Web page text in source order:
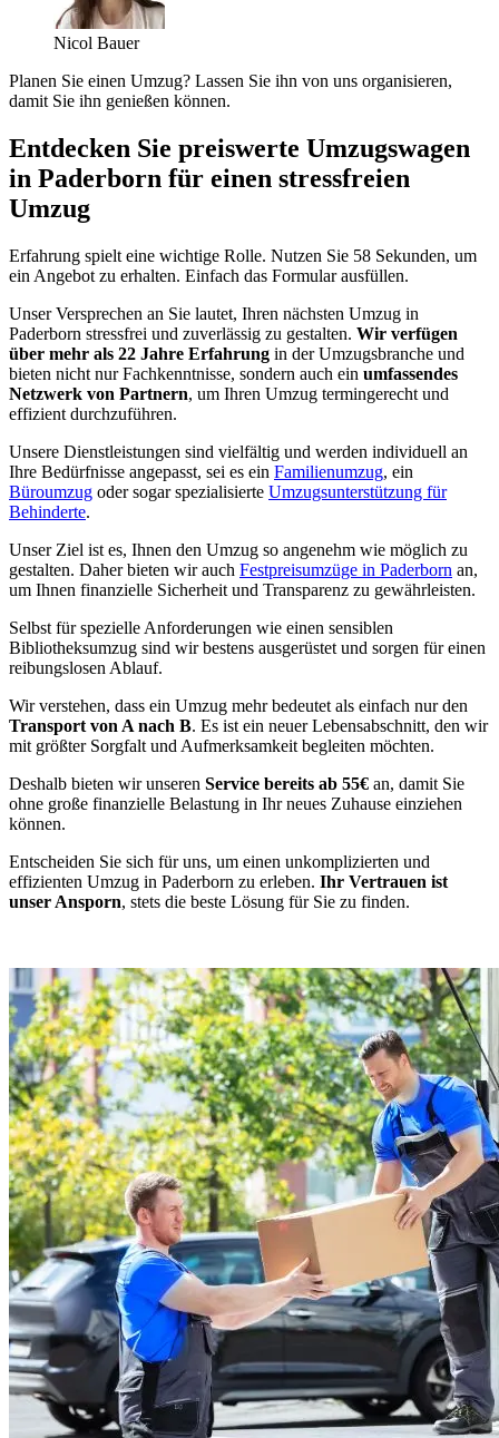
Nicol Bauer
Planen Sie einen Umzug? Lassen Sie ihn von uns organisieren,
damit Sie ihn genießen können.
Entdecken Sie preiswerte Umzugswagen
in Paderborn für einen stressfreien
Umzug
Erfahrung spielt eine wichtige Rolle. Nutzen Sie 58 Sekunden, um
ein Angebot zu erhalten. Einfach das Formular ausfüllen.
Unser Versprechen an Sie lautet, Ihren nächsten Umzug in
Paderborn stressfrei und zuverlässig zu gestalten. Wir verfügen
über mehr als 22 Jahre Erfahrung in der Umzugsbranche und
bieten nicht nur Fachkenntnisse, sondern auch ein umfassendes
Netzwerk von Partnern, um Ihren Umzug termingerecht und
effizient durchzuführen.
Unsere Dienstleistungen sind vielfältig und werden individuell an
Ihre Bedürfnisse angepasst, sei es ein Familienumzug, ein
Büroumzug oder sogar spezialisierte Umzugsunterstützung für
Behinderte.
Unser Ziel ist es, Ihnen den Umzug so angenehm wie möglich zu
gestalten. Daher bieten wir auch Festpreisumzüge in Paderborn an,
um Ihnen finanzielle Sicherheit und Transparenz zu gewährleisten.
Selbst für spezielle Anforderungen wie einen sensiblen
Bibliotheksumzug sind wir bestens ausgerüstet und sorgen für einen
reibungslosen Ablauf.
Wir verstehen, dass ein Umzug mehr bedeutet als einfach nur den
Transport von A nach B. Es ist ein neuer Lebensabschnitt, den wir
mit größter Sorgfalt und Aufmerksamkeit begleiten möchten.
Deshalb bieten wir unseren Service bereits ab 55€ an, damit Sie
ohne große finanzielle Belastung in Ihr neues Zuhause einziehen
können.
Entscheiden Sie sich für uns, um einen unkomplizierten und
effizienten Umzug in Paderborn zu erleben. Ihr Vertrauen ist
unser Ansporn, stets die beste Lösung für Sie zu finden.